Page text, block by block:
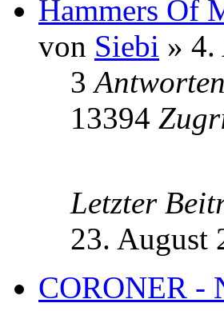
Hammers Of
von Siebi »
3Antworten
13394
Letzter
23. August
CORONER -